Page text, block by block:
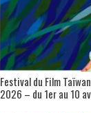
Festival du Film
2026 – du 1er au 10